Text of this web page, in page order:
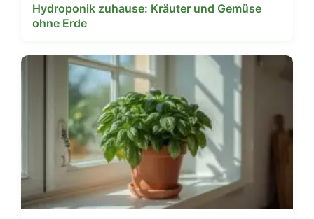
Hydroponik zuhause: Kräuter und Gemüse
ohne Erde